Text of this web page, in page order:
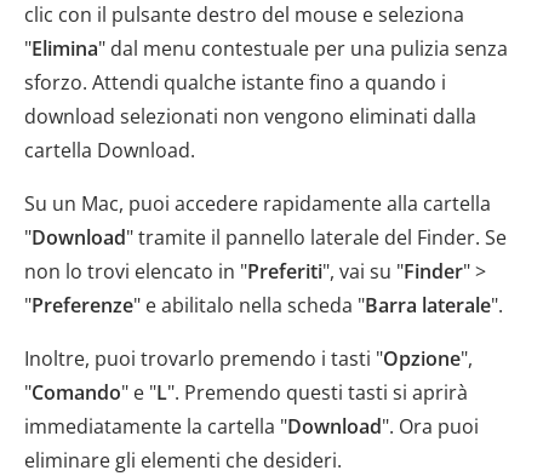
clic con il pulsante destro del mouse e seleziona
"Elimina" dal menu contestuale per una pulizia senza
sforzo. Attendi qualche istante fino a quando i
download selezionati non vengono eliminati dalla
cartella Download.
Su un Mac, puoi accedere rapidamente alla cartella
"Download" tramite il pannello laterale del Finder. Se
non lo trovi elencato in "Preferiti", vai su "Finder" >
"Preferenze" e abilitalo nella scheda "Barra laterale".
Inoltre, puoi trovarlo premendo i tasti "Opzione",
"Comando" e "L". Premendo questi tasti si aprirà
immediatamente la cartella "Download". Ora puoi
eliminare gli elementi che desideri.